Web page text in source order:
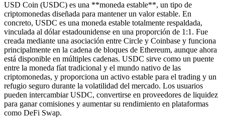
USD Coin (USDC) es una **moneda estable**, un tipo de
criptomonedas diseñada para mantener un valor estable. En
concreto, USDC es una moneda estable totalmente respaldada,
vinculada al dólar estadounidense en una proporción de 1:1. Fue
creada mediante una asociación entre Circle y Coinbase y funciona
principalmente en la cadena de bloques de Ethereum, aunque ahora
está disponible en múltiples cadenas. USDC sirve como un puente
entre la moneda fíat tradicional y el mundo nativo de las
criptomonedas, y proporciona un activo estable para el trading y un
refugio seguro durante la volatilidad del mercado. Los usuarios
pueden intercambiar USDC, convertirse en proveedores de liquidez
para ganar comisiones y aumentar su rendimiento en plataformas
como DeFi Swap.